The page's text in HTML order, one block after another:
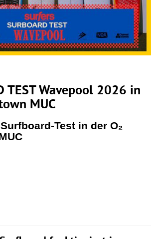
TEST Wavepool 2026 in
MUC
Test in der O₂